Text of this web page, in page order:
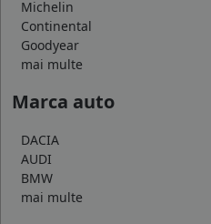
Michelin
Continental
Goodyear
mai multe
Marca auto
DACIA
AUDI
BMW
mai multe